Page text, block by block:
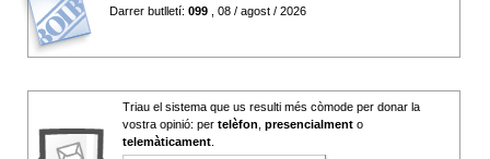
Darrer butlletí: 099 , 08 / agost / 2026
Triau el sistema que us resulti més còmode per donar la
vostra opinió: per telèfon presencialment o
telemàticament